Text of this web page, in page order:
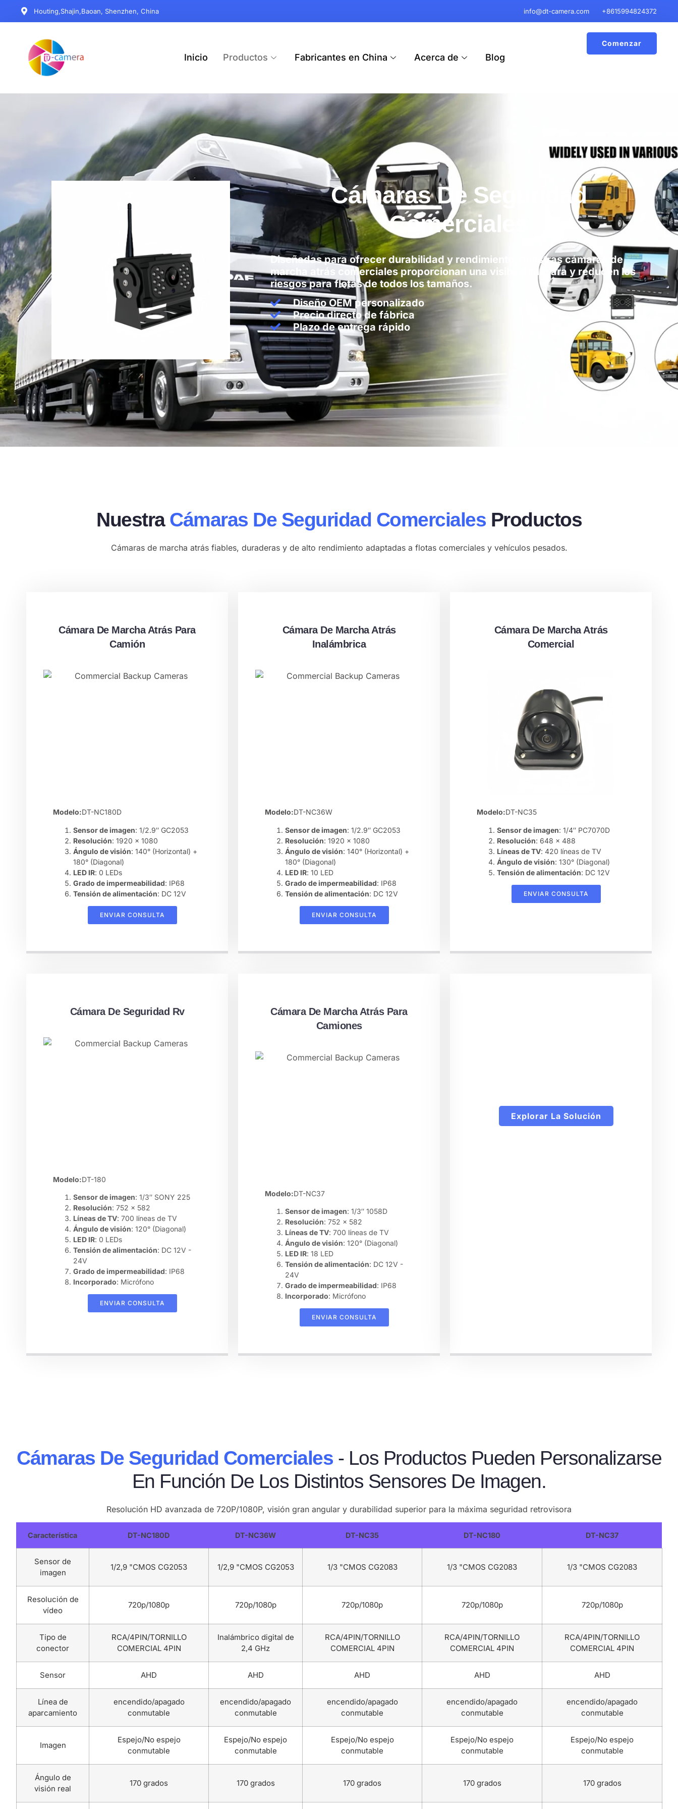
Houting,Shajin,Baoan, Shenzhen, China info@dt-camera.com +8615994824372
Inicio Productos Fabricantes en China Acerca de Blog
Comenzar
Cámaras De Seguridad
Comerciales
Diseñadas para ofrecer durabilidad y rendimiento, nuestras cámaras de
marcha atrás comerciales proporcionan una visibilidad clara y reducen los
riesgos para flotas de todos los tamaños.
Diseño OEM personalizado
Precio directo de fábrica
Plazo de entrega rápido
Nuestra Cámaras De Seguridad Comerciales Productos
Cámaras de marcha atrás fiables, duraderas y de alto rendimiento adaptadas a flotas comerciales y vehículos pesados.
Cámara De Marcha Atrás Para
Camión
Modelo:DT-NC180D
Sensor de imagen: 1/2.9″ GC2053
Resolución: 1920 x 1080
Ángulo de visión: 140° (Horizontal) +
180° (Diagonal)
LED IR: 0 LEDs
Grado de impermeabilidad: IP68
Tensión de alimentación: DC 12V
ENVIAR CONSULTA
Cámara De Marcha Atrás
Inalámbrica
Modelo:DT-NC36W
Sensor de imagen: 1/2.9″ GC2053
Resolución: 1920 x 1080
Ángulo de visión: 140° (Horizontal) +
180° (Diagonal)
LED IR: 10 LED
Grado de impermeabilidad: IP68
Tensión de alimentación: DC 12V
ENVIAR CONSULTA
Cámara De Marcha Atrás
Comercial
Modelo:DT-NC35
Sensor de imagen: 1/4″ PC7070D
Resolución: 648 x 488
Líneas de TV: 420 líneas de TV
Ángulo de visión: 130° (Diagonal)
Tensión de alimentación: DC 12V
ENVIAR CONSULTA
Cámara De Seguridad Rv
Modelo:DT-180
Sensor de imagen: 1/3″ SONY 225
Resolución: 752 x 582
Líneas de TV: 700 líneas de TV
Ángulo de visión: 120° (Diagonal)
LED IR: 0 LEDs
Tensión de alimentación: DC 12V -
24V
Grado de impermeabilidad: IP68
Incorporado: Micrófono
ENVIAR CONSULTA
Cámara De Marcha Atrás Para
Camiones
Modelo:DT-NC37
Sensor de imagen: 1/3″ 1058D
Resolución: 752 x 582
Líneas de TV: 700 líneas de TV
Ángulo de visión: 120° (Diagonal)
LED IR: 18 LED
Tensión de alimentación: DC 12V -
24V
Grado de impermeabilidad: IP68
Incorporado: Micrófono
ENVIAR CONSULTA
Explorar La Solución
Cámaras De Seguridad Comerciales - Los Productos Pueden Personalizarse
En Función De Los Distintos Sensores De Imagen.
Resolución HD avanzada de 720P/1080P, visión gran angular y durabilidad superior para la máxima seguridad retrovisora
Característica DT-NC180D DT-NC36W DT-NC35 DT-NC180 DT-NC37
Sensor de
imagen
1/2,9 "CMOS CG2053 1/2,9 "CMOS CG2053 1/3 "CMOS CG2083 1/3 "CMOS CG2083 1/3 "CMOS CG2083
Resolución de
vídeo
720p/1080p 720p/1080p 720p/1080p 720p/1080p 720p/1080p
Tipo de
conector
RCA/4PIN/TORNILLO
COMERCIAL 4PIN
Inalámbrico digital de
2,4 GHz
RCA/4PIN/TORNILLO
COMERCIAL 4PIN
RCA/4PIN/TORNILLO
COMERCIAL 4PIN
RCA/4PIN/TORNILLO
COMERCIAL 4PIN
Sensor AHD AHD AHD AHD AHD
Línea de
aparcamiento
encendido/apagado
conmutable
encendido/apagado
conmutable
encendido/apagado
conmutable
encendido/apagado
conmutable
encendido/apagado
conmutable
Imagen
Espejo/No espejo
conmutable
Espejo/No espejo
conmutable
Espejo/No espejo
conmutable
Espejo/No espejo
conmutable
Espejo/No espejo
conmutable
Ángulo de
visión real
170 grados 170 grados 170 grados 170 grados 170 grados